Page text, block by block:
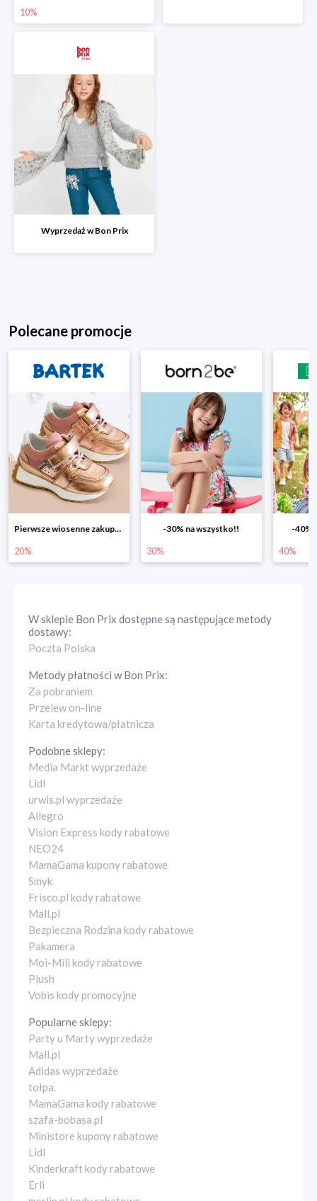
10%
Wyprzedaż w Bon Prix
Polecane promocje
-30% na wszystko!!
30%
-40% na drugą sztukę
40% 25%
W sklepie Bon Prix dostępne są następujące metody
dostawy:
Poczta Polska
Metody płatności wBon Prix:
Za pobraniem
Przelew on-line
Karta kredytowa/płatnicza
Podobne sklepy:
Media Markt wyprzedaże
Lidl
urwis.pl wyprzedaże
Allegro
Vision Express kody rabatowe
NEO24
MamaGama kupony rabatowe
Smyk
Frisco.pl kody rabatowe
Mall.pl
Bezpieczna Rodzina kody rabatowe
Pakamera
Moi-Mili kody rabatowe
Plush
Vobis kody promocyjne
Popularne sklepy:
Party u Marty wyprzedaże
Mall.pl
Adidas wyprzedaże
tołpa.
MamaGama kody rabatowe
szafa-bobasa.pl
Ministore kupony rabatowe
Lidl
Kinderkraft kody rabatowe
Erli